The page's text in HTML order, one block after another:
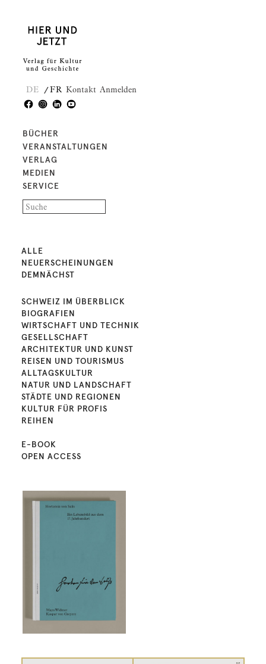
DE FR Kontakt Anmelden
BÜCHER
VERANSTALTUNGEN
VERLAG
MEDIEN
SERVICE
ALLE
NEUERSCHEINUNGEN
DEMNÄCHST
SCHWEIZ IM ÜBERBLICK
BIOGRAFIEN
WIRTSCHAFT UND TECHNIK
GESELLSCHAFT
ARCHITEKTUR UND KUNST
REISEN UND TOURISMUS
ALLTAGSKULTUR
NATUR UND LANDSCHAFT
STÄDTE UND REGIONEN
KULTUR FÜR PROFIS
REIHEN
E-BOOK
OPEN ACCESS